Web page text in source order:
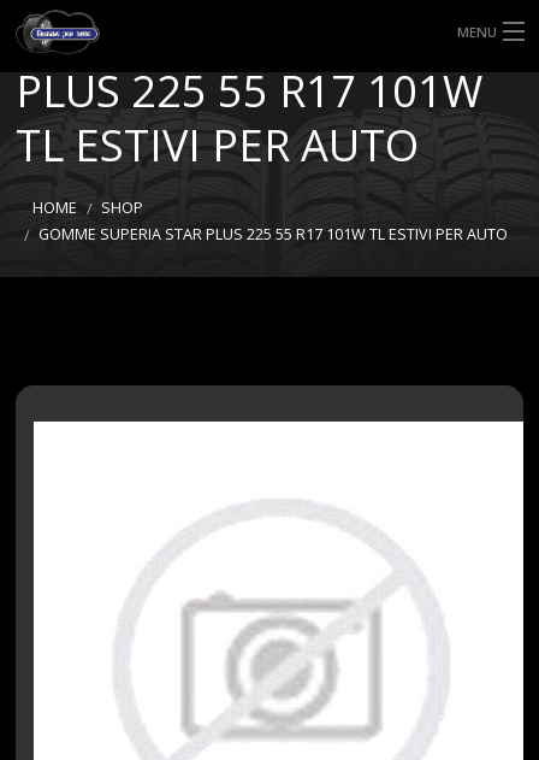
MENU
HOME
TIPI DI GOMME
MISURE GOMME
GOMME SUPERIA STAR
PLUS 225 55 R17 101W
TL ESTIVI PER AUTO
HOME
SHOP
GOMME SUPERIA STAR PLUS 225 55 R17 101W TL ESTIVI PER AUTO